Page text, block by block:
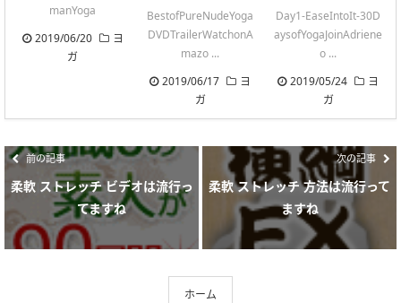
manYoga
2019/06/20
ヨ
ガ
BestofPureNudeYoga
DVDTrailerWatchonA
mazo ...
2019/06/17
ヨ
ガ
Day1-EaseIntoIt-30D
aysofYogaJoinAdriene
o ...
2019/05/24
ヨ
ガ
前の記事
柔軟 ストレッチ ビデオは流行っ
てますね
次の記事
柔軟 ストレッチ 方法は流行って
ますね
ホーム